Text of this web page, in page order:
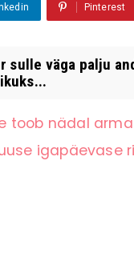
Pinterest
väga palju
toob nädal